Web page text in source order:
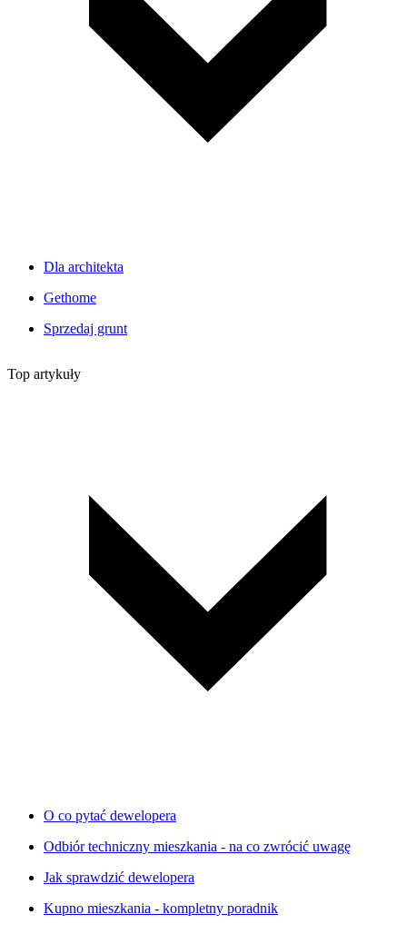
Dla architekta
Gethome
Sprzedaj grunt
Top artykuły
O co pytać dewelopera
Odbiór techniczny mieszkania - na co zwrócić uwagę
Jak sprawdzić dewelopera
Kupno mieszkania - kompletny poradnik